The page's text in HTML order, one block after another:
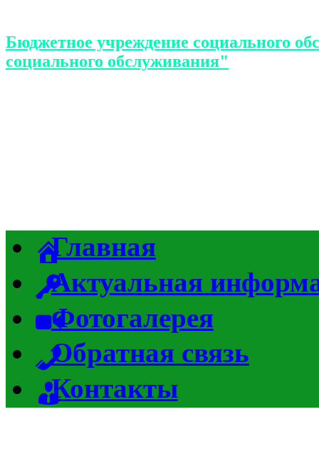
Бюджетное учреждение социального
социального обслуживания"
Главная
Актуальная
Фотогалерея
Обратная связь
Контакты